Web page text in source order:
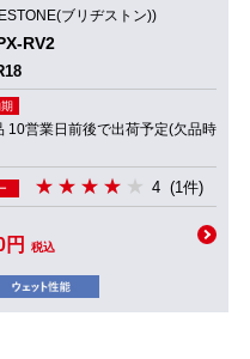
ブリヂストン))
RV2
10営業日前後で出荷予定(欠品時
4 (1件)
税込